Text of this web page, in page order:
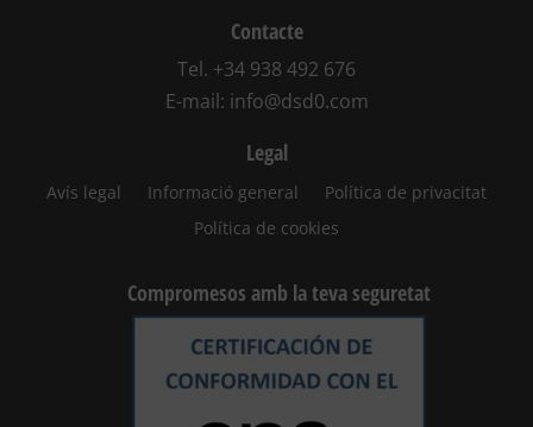
Contacte
Tel. +34 938 492 676
E-mail: info@dsd0.com
Legal
Avís legal Informació general
Política de privacitat
Política de cookies
Compromesos amb la teva seguretat